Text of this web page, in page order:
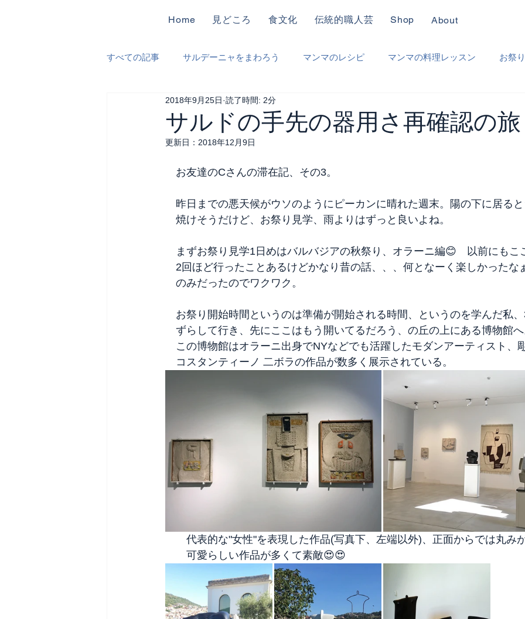
Home 見どころ 食文化 伝統的職人芸 Shop About
すべての記事 サルデーニャをまわろう マンマのレシピ マンマの料理レッスン お祭
遺跡、博物館巡り 食材めぐり
サルドの手先の器用さ再確認の
2018年9月25日 読了時間: 2分
更新日： 2018年12月9日
お友達のCさんの滞在記、その3。
昨日までの悪天候がウソのようにピーカンに晴れた週末。陽の下に居ると
焼けそうだけど、お祭り見学、雨よりはずっと良いよね。
まずお祭り見学1日めはバルバジアの秋祭り、オラーニ編😊　以前にもこ
2回ほど行ったことあるけどかなり昔の話、、、何となーく楽しかったな
のみだったのでワクワク。
お祭り開始時間というのは準備が開始される時間、というのを学んだ私
ずらして行き、先にここはもう開いてるだろう、の丘の上にある博物館へ
この博物館はオラーニ出身でNYなどでも活躍したモダンアーティスト、
コスタンティーノ 二ボラの作品が数多く展示されている。
代表的な"女性"を表現した作品(写真下、左端以外)、正面からでは丸み
可愛らしい作品が多くて素敵😍😍